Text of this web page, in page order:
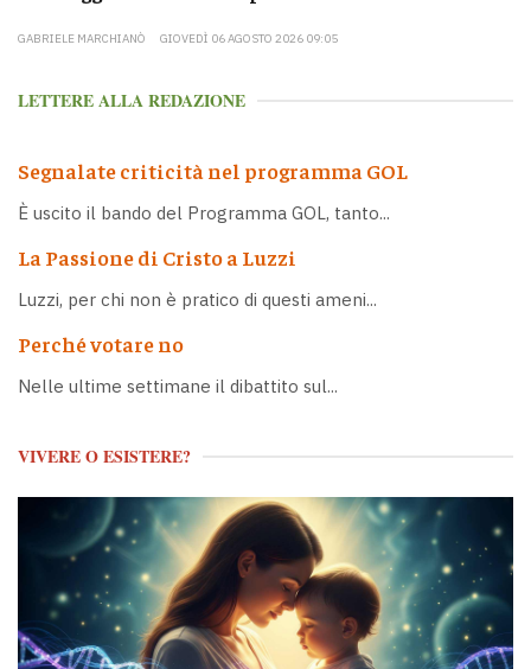
GABRIELE MARCHIANÒ GIOVEDÌ 06 AGOSTO 2026 09:05
LETTERE ALLA REDAZIONE
Segnalate criticità nel programma GOL
È uscito il bando del Programma GOL, tanto...
La Passione di Cristo a Luzzi
Luzzi, per chi non è pratico di questi ameni...
Perché votare no
Nelle ultime settimane il dibattito sul...
VIVERE O ESISTERE?